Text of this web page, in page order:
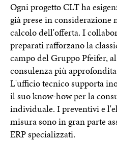
Ogni progetto CLT ha
già prese in considerazione
calcolo dell'offerta. I
preparati rafforzano la
campo del Gruppo Pfeifer,
consulenza più
L'ufficio tecnico supporta
il suo know-how per la
individuale. I preventivi e
misura sono in gran parte
ERP specializzati.